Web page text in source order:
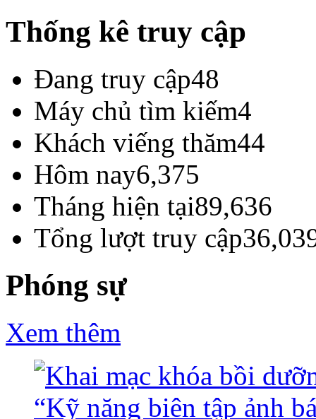
Thống kê truy cập
Đang truy cập48
Máy chủ tìm kiếm4
Khách viếng thăm44
Hôm nay6,375
Tháng hiện tại89,636
Tổng lượt truy cập
Phóng sự
Xem thêm